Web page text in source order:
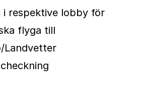
nyNine-Star Medal
som genomför
i den utökade
i respektive lobby för
flyga till
Landvetter